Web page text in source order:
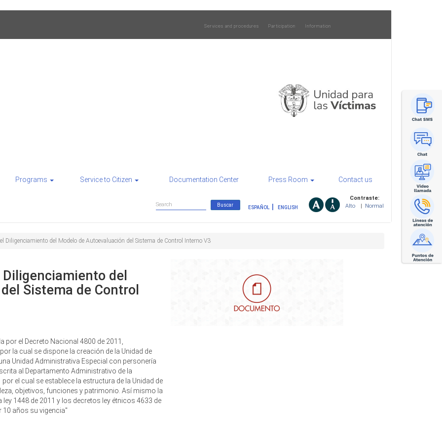
Services and procedures Participation Information
Programs Service to Citizen Documentation Center Press Room Contact us
Contraste:
Alto
Normal
ESPAÑOL ENGLISH
Search
form
Diligenciamiento del Modelo de Autoevaluación del Sistema de Control Interno V3
del
Sistema de Control
por el Decreto Nacional 4800 de 2011,
la cual se dispone la creación de la Unidad de
Unidad Administrativa Especial con personería
al Departamento Administrativo de la
el cual se establece la estructura de la Unidad de
objetivos, funciones y patrimonio. Así mismo la
1448 de 2011 y los decretos ley étnicos 4633 de
10 años su vigencia"